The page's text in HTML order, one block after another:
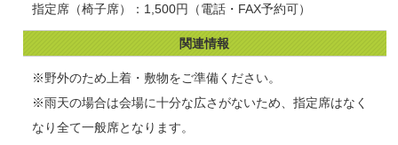
指定席（椅子席）：1,500円（電話・FAX予約可）
関連情報
※野外のため上着・敷物をご準備ください。
※雨天の場合は会場に十分な広さがないため、指定席はなく
なり全て一般席となります。